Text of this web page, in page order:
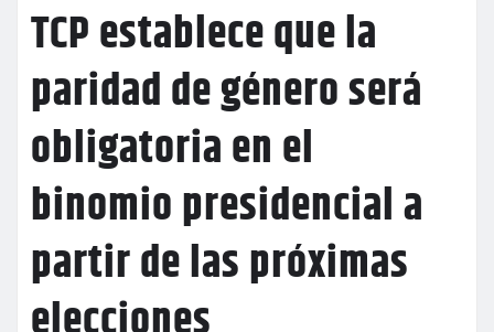
TCP establece que la
paridad de género será
obligatoria en el
binomio presidencial a
partir de las próximas